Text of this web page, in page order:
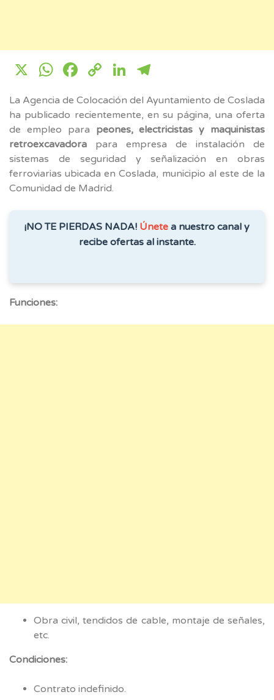
X WhatsApp
Facebook
CopyLinkedIn
La Agencia de Colocación del Ayuntamiento de Coslada
ha publicado recientemente, en su página, una oferta
de empleo para peones, electricistas y maquinistas
retroexcavadora para empresa de instalación de
sistemas de seguridad y señalización en obras
ferroviarias ubicada en Coslada, municipio al este de la
Comunidad de Madrid.
¡NO TE PIERDAS NADA! Únete a nuestro canal y
recibe ofertas al instante.
Funciones:
Obra civil, tendidos de cable, montaje de señales,
etc.
Condiciones:
Contrato indefinido.